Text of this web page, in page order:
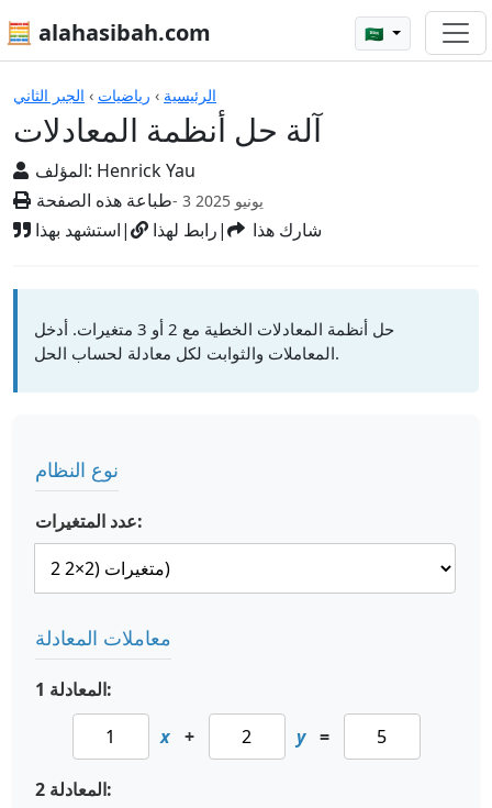
🧮 alahasibah.com 🇸🇦
الرئيسية › رياضيات › الجبر الثاني
آلة حل أنظمة المعادلات
المؤلف: Henrick Yau
طباعة هذه الصفحة
- 3 يونيو 2025
استشهد بهذا| رابط لهذا| شارك هذا
الآلات الحاسبة
حل أنظمة المعادلات الخطية مع 2 أو 3 متغيرات. أدخل
المعاملات والثوابت لكل معادلة لحساب الحل.
نوع النظام
عدد المتغيرات:
معاملات المعادلة
المعادلة 1:
x
+ y =
المعادلة 2: